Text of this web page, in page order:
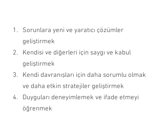
Sorunlara yeni ve yaratıcı çözümler
geliştirmek
Kendisi ve diğerleri için saygı ve kabul
geliştirmek
Kendi davranışları için daha sorumlu olmak
ve daha etkin stratejiler geliştirmek
Duyguları deneyimlemek ve ifade etmeyi
öğrenmek